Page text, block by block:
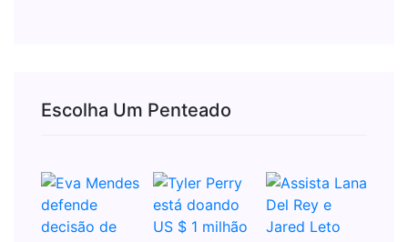
Escolha Um Penteado